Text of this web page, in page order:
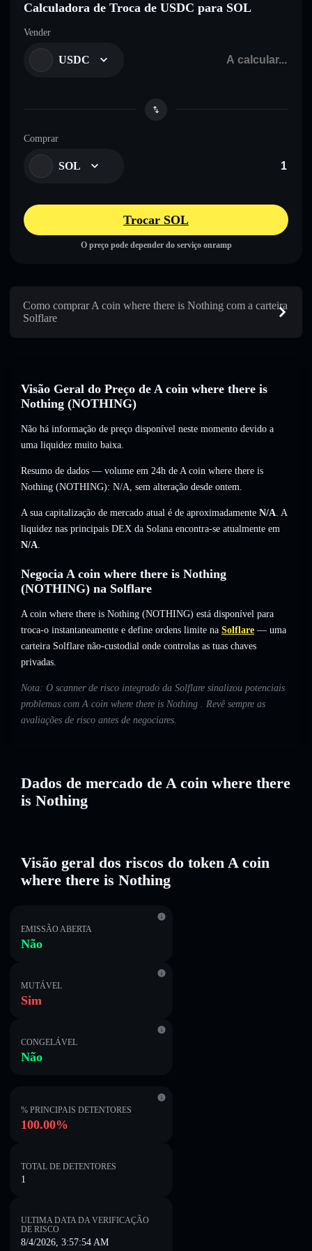
Calculadora de Troca de USDC para SOL
Vender
USDC
Comprar
SOL
Trocar SOL
O preço pode depender do serviço onramp
Como comprar A coin where there is Nothing com a carteira
Solflare
Visão Geral do Preço de A coin where there is
Nothing (NOTHING)
Não há informação de preço disponível neste momento devido a
uma liquidez muito baixa.
Resumo de dados — volume em 24h de A coin where there is
Nothing (NOTHING): N/A, sem alteração desde ontem.
A sua capitalização de mercado atual é de aproximadamente N/A. A
liquidez nas principais DEX da Solana encontra-se atualmente em
N/A.
Negocia A coin where there is Nothing
(NOTHING) na Solflare
A coin where there is Nothing (NOTHING) está disponível para
troca-o instantaneamente e define ordens limite na Solflare — uma
carteira Solflare não-custodial onde controlas as tuas chaves
privadas.
Nota: O scanner de risco integrado da Solflare sinalizou potenciais
problemas com A coin where there is Nothing . Revê sempre as
avaliações de risco antes de negociares.
Dados de mercado de A coin where there
is Nothing
Visão geral dos riscos do token A coin
where there is Nothing
EMISSÃO ABERTA
Não
MUTÁVEL
Sim
CONGELÁVEL
Não
% PRINCIPAIS DETENTORES
100.00%
TOTAL DE DETENTORES
1
ULTIMA DATA DA VERIFICAÇÃO
DE RISCO
8/4/2026, 3:57:54 AM